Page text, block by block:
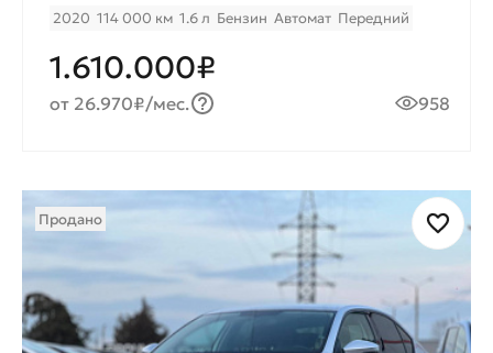
2020 114 000 км 1.6 л Бензин Автомат Передний
1.610.000₽
от 26.970₽/мес. 958
Продано